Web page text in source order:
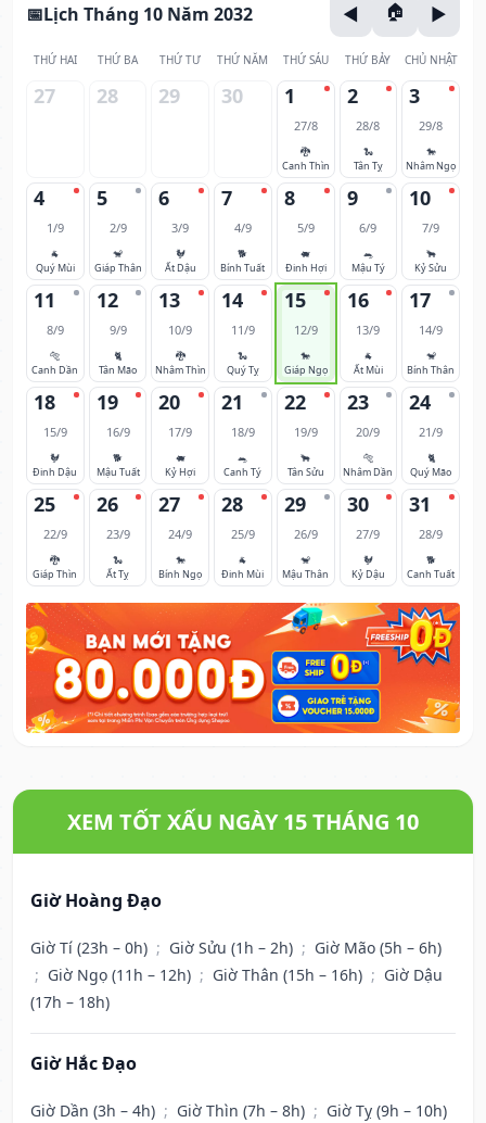
Lịch Tháng 10 Năm 2032
THỨ HAI THỨ BA THỨ TƯ THỨ NĂM THỨ SÁU THỨ BẢY CHỦ NHẬT
27 28 29 30 1
27/8
🐉
Canh Thìn
2
28/8
🐍
Tân Tỵ
3
29/8
🐎
Nhâm Ngọ
4
1/9
🐐
Quý Mùi
5
2/9
🐒
Giáp Thân
6
3/9
🐓
Ất Dậu
7
4/9
🐕
Bính Tuất
8
5/9
🐖
Đinh Hợi
9
6/9
🐀
Mậu Tý
10
7/9
🐂
Kỷ Sửu
11
8/9
🐅
Canh Dần
12
9/9
🐈
Tân Mão
13
10/9
🐉
Nhâm Thìn
14
11/9
🐍
Quý Tỵ
15
12/9
🐎
Giáp Ngọ
16
13/9
🐐
Ất Mùi
17
14/9
🐒
Bính Thân
18
15/9
🐓
Đinh Dậu
19
16/9
🐕
Mậu Tuất
20
17/9
🐖
Kỷ Hợi
21
18/9
🐀
Canh Tý
22
19/9
🐂
Tân Sửu
23
20/9
🐅
Nhâm Dần
24
21/9
🐈
Quý Mão
25
22/9
🐉
Giáp Thìn
26
23/9
🐍
Ất Tỵ
27
24/9
🐎
Bính Ngọ
28
25/9
🐐
Đinh Mùi
29
26/9
🐒
Mậu Thân
30
27/9
🐓
Kỷ Dậu
31
28/9
🐕
Canh Tuất
XEM TỐT XẤU NGÀY 15 THÁNG 10
Giờ Hoàng Đạo
Giờ Tí (23h – 0h) ; Giờ Sửu (1h – 2h) ; Giờ Mão (5h – 6h)
; Giờ Ngọ (11h – 12h) ; Giờ Thân (15h – 16h) ; Giờ Dậu
(17h – 18h)
Giờ Hắc Đạo
Giờ Dần (3h – 4h) ; Giờ Thìn (7h – 8h) ; Giờ Tỵ (9h – 10h)